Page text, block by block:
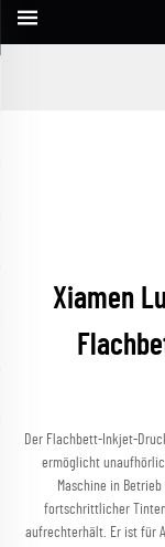
Xiamen
Der Flachbett-Inkjet-
ermöglicht
Maschine in
fortschrittlicher
aufrechterhält. Er ist für